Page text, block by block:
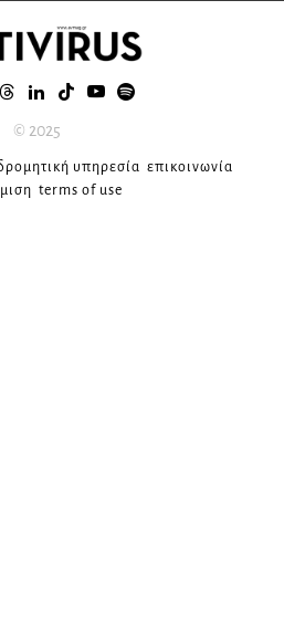
© 2025
υπηρεσία επικοινωνία
terms of use